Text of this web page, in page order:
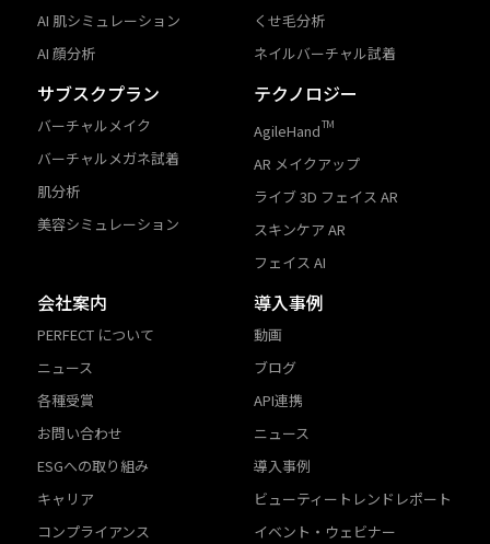
AI 肌シミュレーション
AI 顔分析
くせ毛分析
ネイルバーチャル試着
サブスクプラン
バーチャルメイク
バーチャルメガネ試着
肌分析
美容シミュレーション
テクノロジー
AgileHandTM
AR メイクアップ
ライブ 3D フェイス AR
スキンケア AR
フェイス AI
会社案内
PERFECT について
ニュース
各種受賞
お問い合わせ
ESGへの取り組み
キャリア
コンプライアンス
導入事例
動画
ブログ
API連携
ニュース
導入事例
ビューティートレンドレポート
イベント・ウェビナー